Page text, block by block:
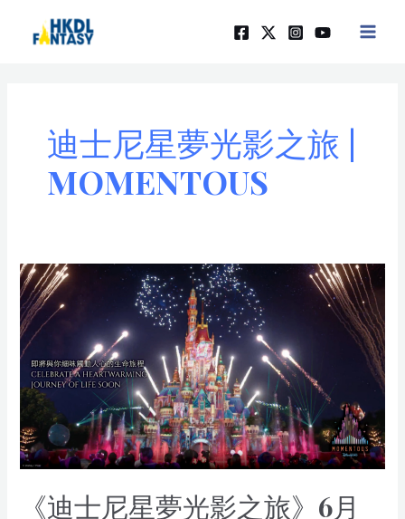
content
迪士尼星夢光影之旅 |
MOMENTOUS
《迪士尼星夢光影之旅》6月